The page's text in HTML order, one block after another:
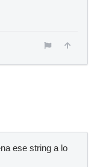
ese string a lo